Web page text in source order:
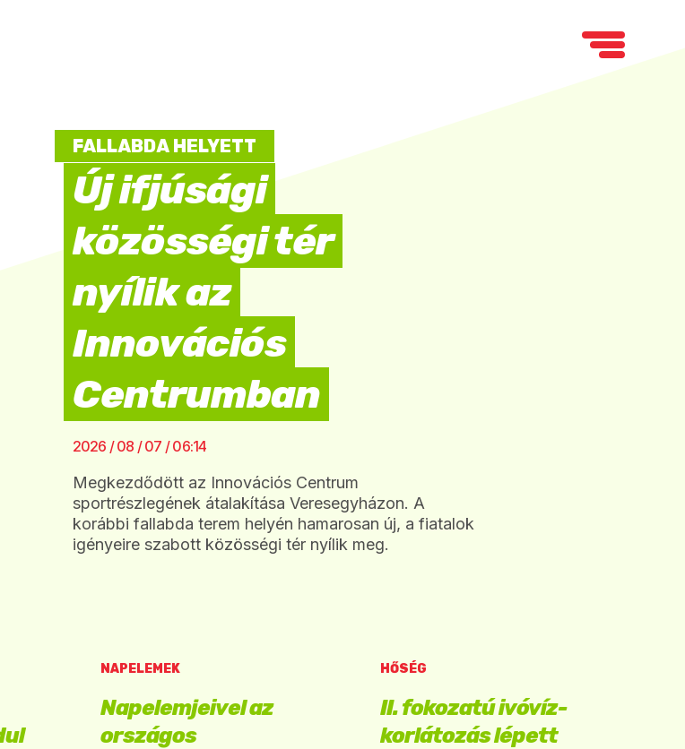
FALLABDA HELYETT
Új ifjúsági
közösségi tér
nyílik az
Innovációs
Centrumban
2026 / 08 / 07 / 06:14
Megkezdődött az Innovációs Centrum
sportrészlegének átalakítása Veresegyházon. A
korábbi fallabda terem helyén hamarosan új, a fiatalok
igényeire szabott közösségi tér nyílik meg.
NAPELEMEK
Napelemjeivel az
országos
HŐSÉG
II. fokozatú ivóvíz-
korlátozás lépett